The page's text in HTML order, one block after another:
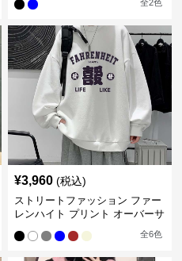
全2色
¥3,960 (税込)
ストリートファッション ファー
レンハイト プリント オーバーサ
全6色